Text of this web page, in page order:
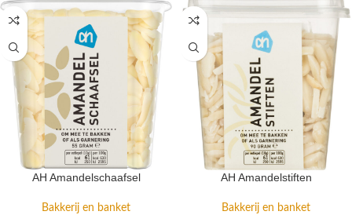
AH Amandelschaafsel
Bakkerij en banket
AH Amandelstiften
Bakkerij en banket